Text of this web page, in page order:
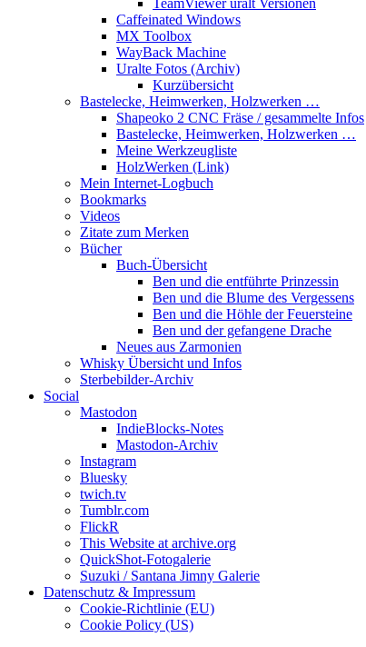
TeamViewer uralt Versionen
Caffeinated Windows
MX Toolbox
WayBack Machine
Uralte Fotos (Archiv)
Kurzübersicht
Bastelecke, Heimwerken, Holzwerken …
Shapeoko 2 CNC Fräse / gesammelte Infos
Bastelecke, Heimwerken, Holzwerken …
Meine Werkzeugliste
HolzWerken (Link)
Mein Internet-Logbuch
Bookmarks
Videos
Zitate zum Merken
Bücher
Buch-Übersicht
Ben und die entführte Prinzessin
Ben und die Blume des Vergessens
Ben und die Höhle der Feuersteine
Ben und der gefangene Drache
Neues aus Zarmonien
Whisky Übersicht und Infos
Sterbebilder-Archiv
Social
Mastodon
IndieBlocks-Notes
Mastodon-Archiv
Instagram
Bluesky
twich.tv
Tumblr.com
FlickR
This Website at archive.org
QuickShot-Fotogalerie
Suzuki / Santana Jimny Galerie
Datenschutz & Impressum
Cookie-Richtlinie (EU)
Cookie Policy (US)